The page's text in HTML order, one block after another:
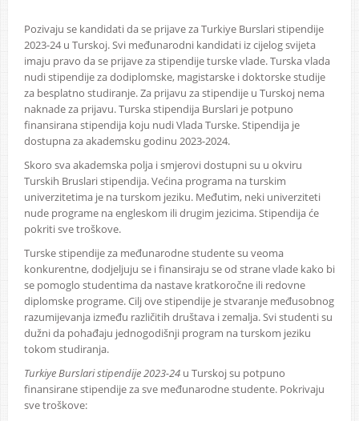
Pozivaju se kandidati da se prijave za Turkiye Burslari stipendije
2023-24 u Turskoj. Svi međunarodni kandidati iz cijelog svijeta
imaju pravo da se prijave za stipendije turske vlade. Turska vlada
nudi stipendije za dodiplomske, magistarske i doktorske studije
za besplatno studiranje. Za prijavu za stipendije u Turskoj nema
naknade za prijavu. Turska stipendija Burslari je potpuno
finansirana stipendija koju nudi Vlada Turske. Stipendija je
dostupna za akademsku godinu 2023-2024.
Skoro sva akademska polja i smjerovi dostupni su u okviru
Turskih Bruslari stipendija. Većina programa na turskim
univerzitetima je na turskom jeziku. Međutim, neki univerziteti
nude programe na engleskom ili drugim jezicima. Stipendija će
pokriti sve troškove.
Turske stipendije za međunarodne studente su veoma
konkurentne, dodjeljuju se i finansiraju se od strane vlade kako bi
se pomoglo studentima da nastave kratkoročne ili redovne
diplomske programe. Cilj ove stipendije je stvaranje međusobnog
razumijevanja između različitih društava i zemalja. Svi studenti su
dužni da pohađaju jednogodišnji program na turskom jeziku
tokom studiranja.
Turkiye Burslari stipendije 2023-24 u Turskoj su potpuno
finansirane stipendije za sve međunarodne studente. Pokrivaju
sve troškove: